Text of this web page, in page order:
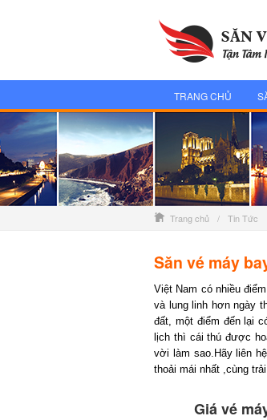
TRANG CHỦ
Trang chủ / Tin Tức
Săn vé máy
Việt Nam có nhiều
và lung linh hơn ngày
đất, một điểm đến lại
lịch thì cái thú được
vời làm sao.Hãy liên
thoải mái nhất ,cùng trải
Giá vé